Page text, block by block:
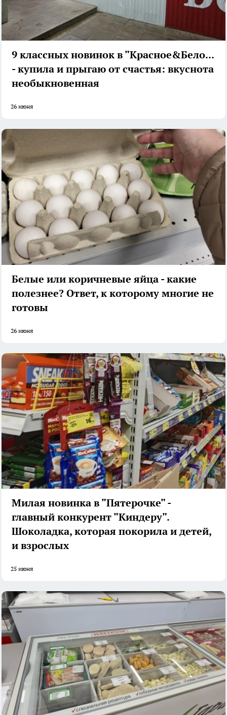
9 классных новинок в "Красное&Белое"
- купила и прыгаю от счастья: вкуснота
необыкновенная
26 июня
Белые или коричневые яйца - какие
полезнее? Ответ, к которому многие не
готовы
26 июня
Милая новинка в "Пятерочке" -
главный конкурент "Киндеру".
Шоколадка, которая покорила и детей,
и взрослых
25 июня